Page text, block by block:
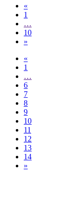
«
1
…
10
»
«
1
…
6
7
8
9
10
11
12
13
14
»